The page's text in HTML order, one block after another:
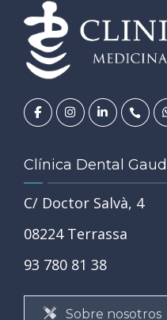
Clínica Dental
C/ Doctor Salvà, 4
08224 Terrassa
93 780 81 38
Sobre nosotros